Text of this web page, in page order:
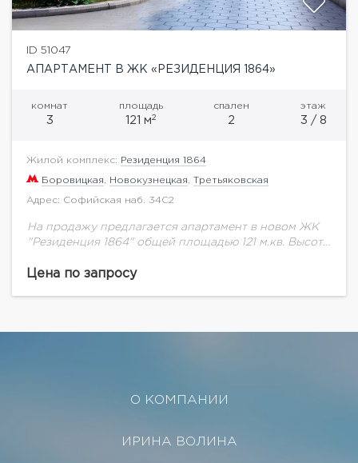
ID 51047
АПАРТАМЕНТ В ЖК «РЕЗИДЕНЦИЯ 1864»
комнат
3
площадь
121 м2
спален
2
этаж
3 / 8
Жилой комплекс: Резиденция 1864
Боровицкая Новокузнецкая Третьяковская
Адрес: Софийская наб. 34С2
На продажу предлагается апартамент в новом ЖК
"Резиденция 1864" общей площадью 121 м.кв. Высота
многофункциональный комплекс, включающий в
Цена по запросу
О КОМПАНИИ
ИРИНА ВОЛИНА